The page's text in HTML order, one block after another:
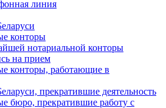
линия
конторы
нотариальной конторы
на прием
конторы, работающие в
прекратившие деятельность
бюро, прекратившие работу с